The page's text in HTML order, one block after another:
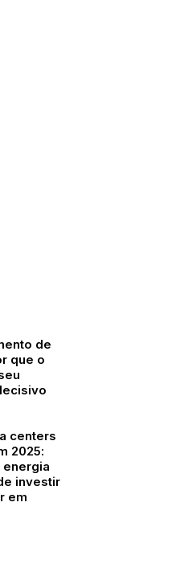
de
que o
centers
2025:
investir
em